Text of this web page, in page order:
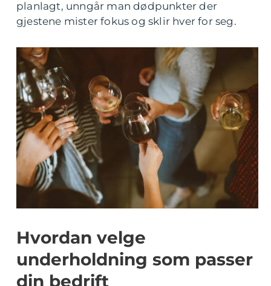
planlagt, unngår man dødpunkter der
gjestene mister fokus og sklir hver for seg.
Hvordan velge
underholdning som passer
din bedrift